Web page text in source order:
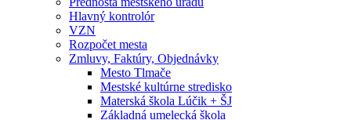
Hlavný kontrolór
VZN
Rozpočet mesta
Zmluvy, Faktúry, Objednávky
Mesto Tlmače
Mestské kultúrne stredisko
Materská škola Lúčik + ŠJ
Základná umelecká škola